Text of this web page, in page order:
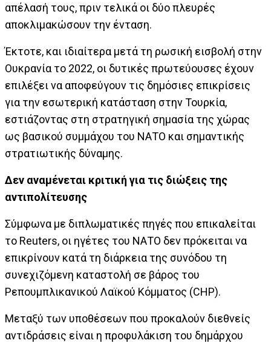
απέλασή τους, πριν τελικά οι δύο πλευρές
αποκλιμακώσουν την ένταση.
Έκτοτε, και ιδιαίτερα μετά τη ρωσική εισβολή στην
Ουκρανία το 2022, οι δυτικές πρωτεύουσες έχουν
επιλέξει να αποφεύγουν τις δημόσιες επικρίσεις
για την εσωτερική κατάσταση στην Τουρκία,
εστιάζοντας στη στρατηγική σημασία της χώρας
ως βασικού συμμάχου του ΝΑΤΟ και σημαντικής
στρατιωτικής δύναμης.
Δεν αναμένεται κριτική για τις διώξεις της
αντιπολίτευσης
Σύμφωνα με διπλωματικές πηγές που επικαλείται
το Reuters, οι ηγέτες του ΝΑΤΟ δεν πρόκειται να
επικρίνουν κατά τη διάρκεια της συνόδου τη
συνεχιζόμενη καταστολή σε βάρος του
Ρεπουμπλικανικού Λαϊκού Κόμματος (CHP).
Μεταξύ των υποθέσεων που προκαλούν διεθνείς
αντιδράσεις είναι η προφυλάκιση του δημάρχου